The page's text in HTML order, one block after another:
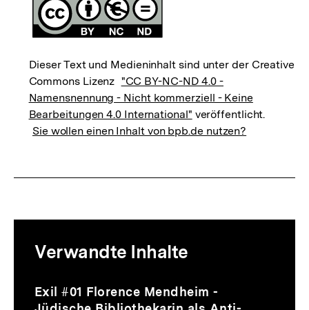
Dieser Text und Medieninhalt sind unter der Creative
Commons Lizenz "CC BY-NC-ND 4.0 -
Namensnennung - Nicht kommerziell - Keine
Bearbeitungen 4.0 International" veröffentlicht.
Sie wollen einen Inhalt von bpb.de nutzen?
zur
Thematik
Verwandte Inhalte
Inhaltskarussell
überspringen
Audio
Dauer
44
Exil #01 Florence Mendheim -